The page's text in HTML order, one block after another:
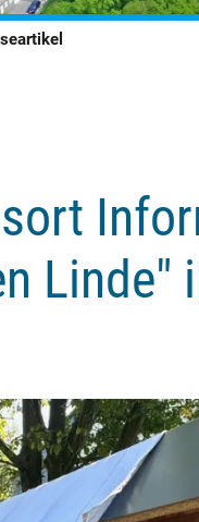
Linde"